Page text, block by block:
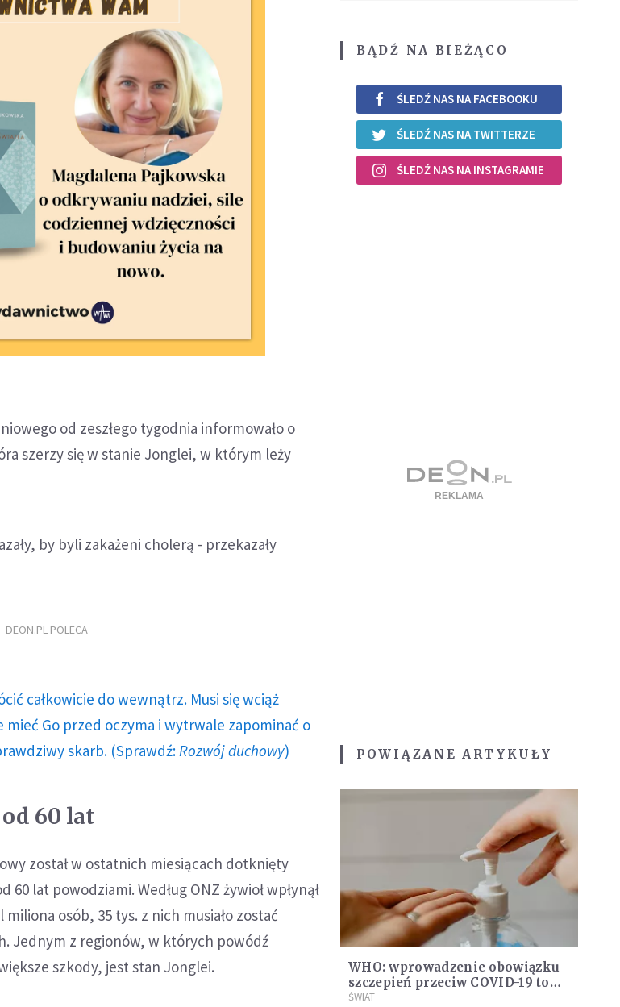
od zeszłego tygodnia informowało o
szerzy się w stanie Jonglei, w którym leży
by byli zakażeni cholerą - przekazały
DEON.PL POLECA
całkowicie do wewnątrz. Musi się wciąż
Go przed oczyma i wytrwale zapominać o
skarb. (Sprawdź: Rozwój duchowy)
60 lat
został w ostatnich miesiącach dotknięty
60 lat powodziami. Według ONZ żywioł wpłynął
miliona osób, 35 tys. z nich musiało zostać
Jednym z regionów, w których powódź
szkody, jest stan Jonglei.
BĄDŹ NA BIEŻĄCO
ŚLEDŹ NAS NA FACEBOOKU
ŚLEDŹ NAS NA TWITTERZE
ŚLEDŹ NAS NA INSTAGRAMIE
POWIĄZANE ARTYKUŁY
WHO: wprowadzenie obowiązku
szczepień przeciw COVID-19 to
ostateczność
ŚWIAT